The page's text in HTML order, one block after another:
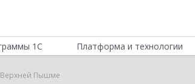
1С Платформа и технологии
Верхней Пышме